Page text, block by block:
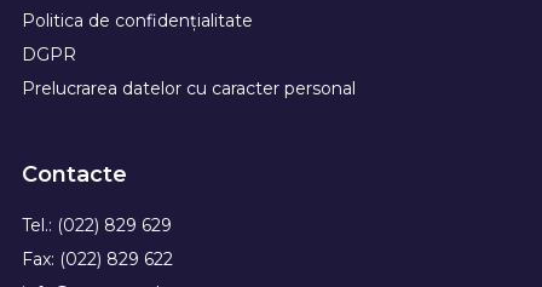
Politica de confidențialitate
DGPR
Prelucrarea datelor cu caracter personal
Contacte
Tel.: (022) 829 629
Fax: (022) 829 622